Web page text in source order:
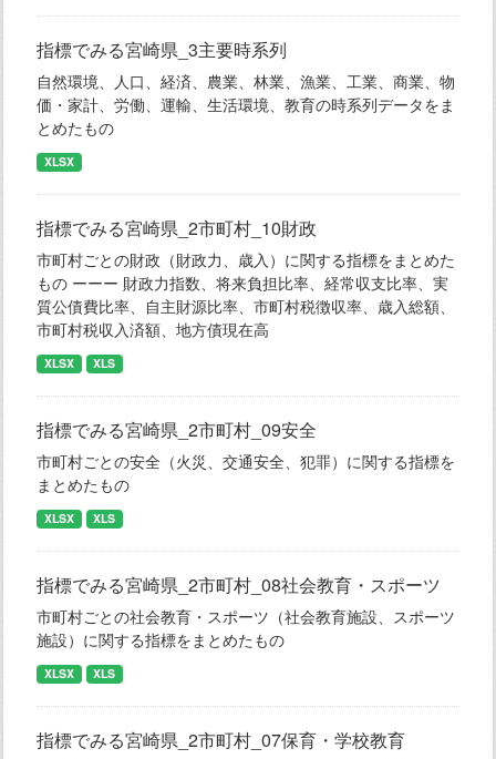
指標でみる宮崎県_3主要時系列
自然環境、人口、経済、農業、林業、漁業、工業、商業、物
価・家計、労働、運輸、生活環境、教育の時系列データをま
とめたもの
XLSX
指標でみる宮崎県_2市町村_10財政
市町村ごとの財政（財政力、歳入）に関する指標をまとめた
もの ーーー 財政力指数、将来負担比率、経常収支比率、実
質公債費比率、自主財源比率、市町村税徴収率、歳入総額、
市町村税収入済額、地方債現在高
XLSX XLS
指標でみる宮崎県_2市町村_09安全
市町村ごとの安全（火災、交通安全、犯罪）に関する指標を
まとめたもの
XLSX XLS
指標でみる宮崎県_2市町村_08社会教育・スポーツ
市町村ごとの社会教育・スポーツ（社会教育施設、スポーツ
施設）に関する指標をまとめたもの
XLSX XLS
指標でみる宮崎県_2市町村_07保育・学校教育